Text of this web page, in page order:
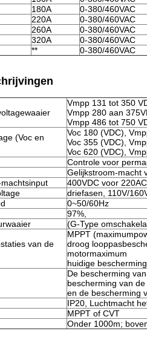
180A 0-380/460VAC
220A 0-380/460VAC
260A 0-380/460VAC
320A 0-380/460VAC
** 0-380/460VAC
Vmpp 131 tot 350
Vmpp 280 aan
Vmpp 486 tot 750
(Voc en
Voc 180 (VDC),
Voc 355 (VDC),
Voc 620 (VDC),
Controle voor
Gelijkstroom-macht
400VDC voor
driefasen, 110V/
0~50/60Hz
97%,
(G-Type
van de
MPPT
droog
motormaximum
huidige
De bescherming
bescherming van
en de bescherming
IP20, Luchtmacht
MPPT of CVT
Onder 1000m;